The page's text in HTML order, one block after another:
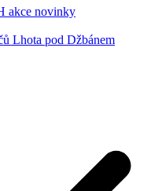
akce novinky
Lhota pod Džbánem